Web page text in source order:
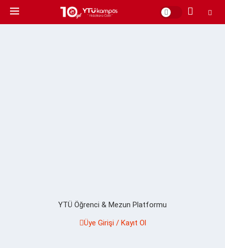
YTÜ Öğrenci & Mezun Platformu
Üye Girişi / Kayıt Ol